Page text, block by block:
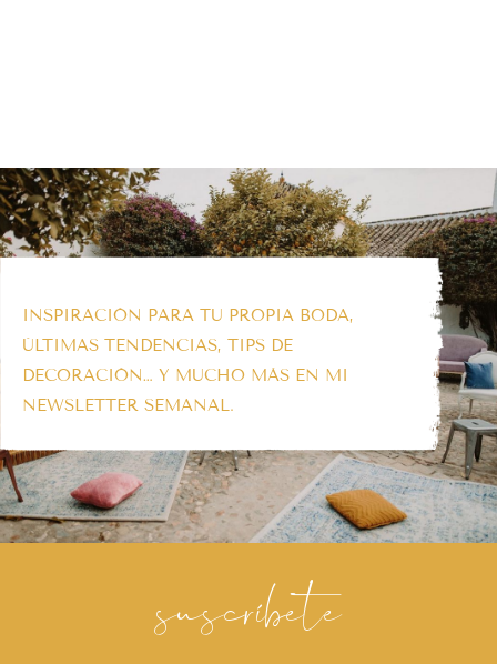
INSPIRACIÓN PARA TU PROPIA BODA,
ÚLTIMAS TENDENCIAS, TIPS DE
DECORACIÓN… Y MUCHO MÁS EN MI
NEWSLETTER SEMANAL.
suscríbete